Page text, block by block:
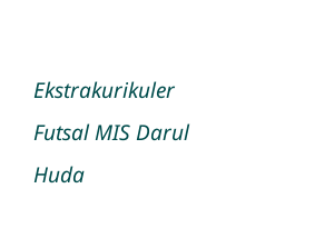
Ekstrakurikuler
Futsal MIS Darul
Huda